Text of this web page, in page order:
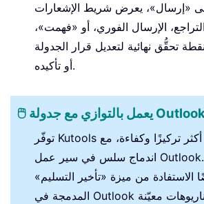
«إرسال»، يعرض شريط الإشعارات
الإرسال الفوري، أو «فهمت»،
تحقُّق نهائية لتعديل قرار الجدولة
أو تأكيده.
توفّر Kutools تجربة جدولة أكثر تركيزًا وكفاءة، مع
اندماج سلس في سير عمل Outlook. وإذا رغبت،
الاستفادة من ميزة «تأخير التسليم»